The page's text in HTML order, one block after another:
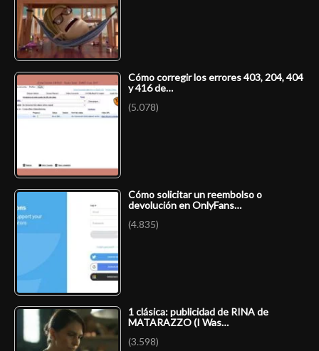
Cómo corregir los errores 403, 204, 404
y 416 de…
(5.078)
Cómo solicitar un reembolso o
devolución en OnlyFans…
(4.835)
1 clásica: publicidad de RINA de
MATARAZZO (I Was…
(3.598)